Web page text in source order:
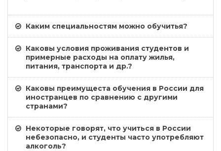
Каким специальностям можно обучитья?
Каковы условия проживания студентов и
примерные расходы на оплату жилья,
питания, транспорта и др.?
Каковы преимущеста обучения в России для
иностранцев по сравнению с другими
странами?
Некоторые говорят, что учиться в России
небезопасно, и студенты часто употребляют
алкоголь?